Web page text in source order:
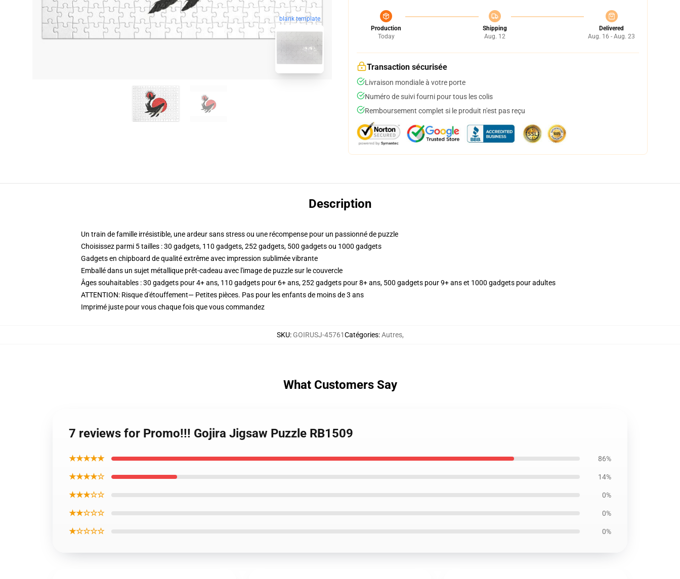
blank template
Production
Today
Shipping
Aug. 12
Delivered
Aug. 16 - Aug. 23
Transaction sécurisée
Livraison mondiale à votre porte
Numéro de suivi fourni pour tous les colis
Remboursement complet si le produit n'est pas reçu
Description
Un train de famille irrésistible, une ardeur sans stress ou une récompense pour un passionné de puzzle
Choisissez parmi 5 tailles : 30 gadgets, 110 gadgets, 252 gadgets, 500 gadgets ou 1000 gadgets
Gadgets en chipboard de qualité extrême avec impression sublimée vibrante
Emballé dans un sujet métallique prêt-cadeau avec l'image de puzzle sur le couvercle
Âges souhaitables : 30 gadgets pour 4+ ans, 110 gadgets pour 6+ ans, 252 gadgets pour 8+ ans, 500 gadgets pour 9+ ans et 1000 gadgets pour adultes
ATTENTION: Risque d'étouffement— Petites pièces. Pas pour les enfants de moins de 3 ans
Imprimé juste pour vous chaque fois que vous commandez
SKU: GOIRUSJ-45761Catégories:Autres,
What Customers Say
7 reviews for Promo!!! Gojira Jigsaw Puzzle RB1509
★★★★★ 86%
★★★★☆ 14%
★★★☆☆ 0%
★★☆☆☆ 0%
★☆☆☆☆ 0%